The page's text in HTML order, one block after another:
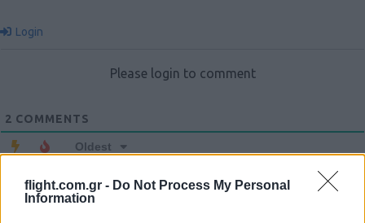
flight.com.gr - Do Not Process My Personal
Information
Login
Please login to comment
2 COMMENTS
Oldest
christos_choris_a (@christos_choris_a)